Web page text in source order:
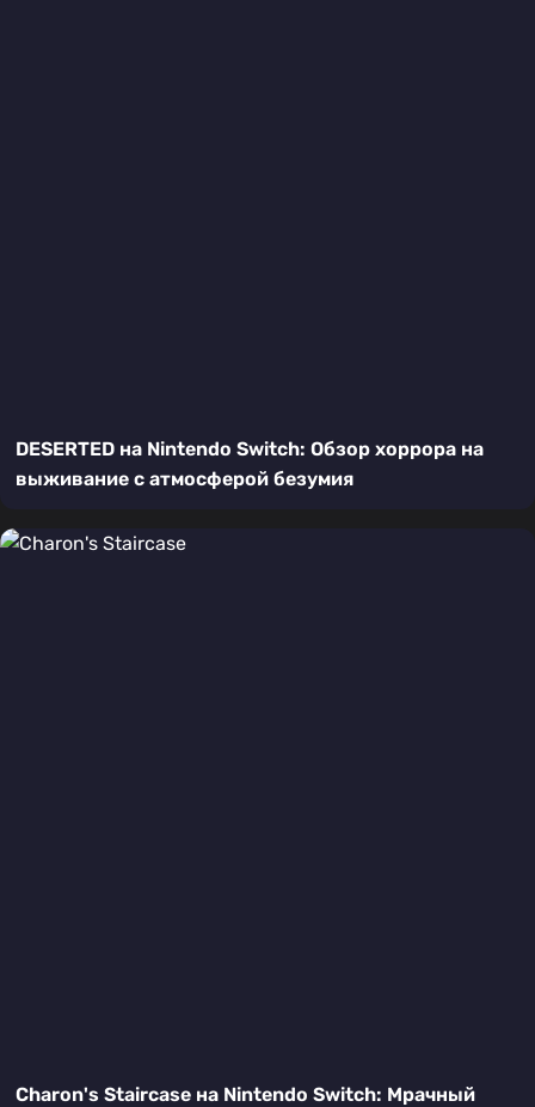
DESERTED на Nintendo Switch: Обзор хоррора на
выживание с атмосферой безумия
Charon's Staircase на Nintendo Switch: Мрачный